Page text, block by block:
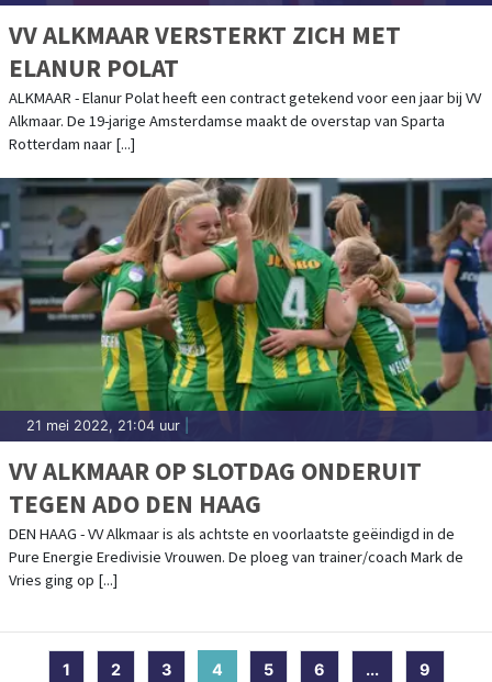
VV ALKMAAR VERSTERKT ZICH MET
ELANUR POLAT
ALKMAAR - Elanur Polat heeft een contract getekend voor een jaar bij VV
Alkmaar. De 19-jarige Amsterdamse maakt de overstap van Sparta
Rotterdam naar [...]
21 mei 2022, 21:04 uur
VV ALKMAAR OP SLOTDAG ONDERUIT
TEGEN ADO DEN HAAG
DEN HAAG - VV Alkmaar is als achtste en voorlaatste geëindigd in de
Pure Energie Eredivisie Vrouwen. De ploeg van trainer/coach Mark de
Vries ging op [...]
1 2 3 4 (current)
5 6 ... 9